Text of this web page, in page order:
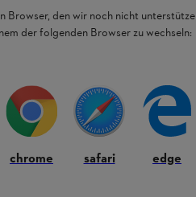
compreso
o nel 2021 che fa parte della
del volano. La riparazione è
devi assolutamente adempiere a
Browser, den wir noch nicht
der folgenden Browser zu wechseln:
chrome safari edge